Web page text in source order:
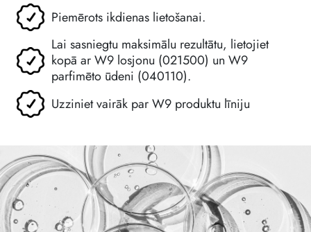
Piemērots ikdienas lietošanai.
Lai sasniegtu maksimālu rezultātu, lietojiet
kopā ar W9 losjonu (021500) un W9
parfimēto ūdeni (040110).
Uzziniet vairāk par W9 produktu līniju